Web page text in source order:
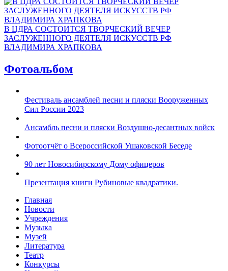
В ЦДРА СОСТОИТСЯ ТВОРЧЕСКИЙ ВЕЧЕР
ЗАСЛУЖЕННОГО ДЕЯТЕЛЯ ИСКУССТВ РФ
ВЛАДИМИРА ХРАПКОВА
Фотоальбом
Фестиваль ансамблей песни и пляски Вооруженных
Сил России 2023
Ансамбль песни и пляски Воздушно-десантных войск
Фотоотчёт о Всероссийской Ушаковской Беседе
90 лет Новосибирскому Дому офицеров
Презентация книги Рубиновые квадратики.
Главная
Новости
Учреждения
Музыка
Музей
Литература
Театр
Конкурсы